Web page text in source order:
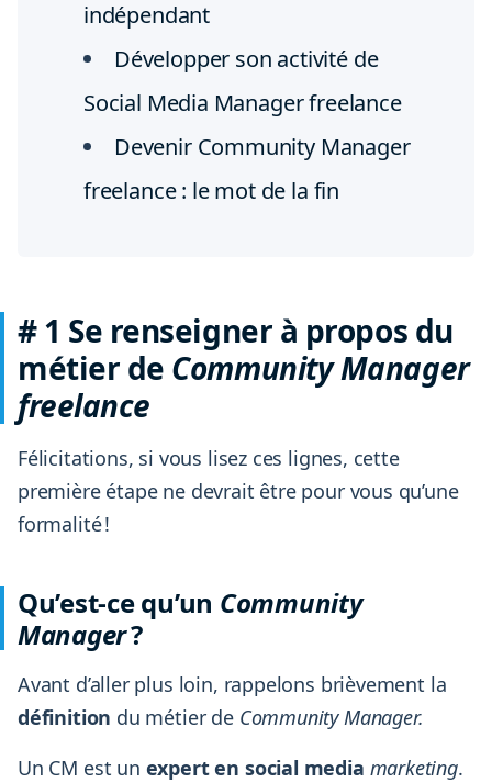
indépendant
Développer son activité de
Social Media Manager freelance
Devenir Community Manager
freelance : le mot de la fin
# 1 Se renseigner à propos du
métier de Community Manager
freelance
Félicitations, si vous lisez ces lignes, cette
première étape ne devrait être pour vous qu’une
formalité !
Qu’est-ce qu’un Community
Manager?
Avant d’aller plus loin, rappelons brièvement la
définition du métier de Community Manager.
Un CM est un expert en social media marketing.